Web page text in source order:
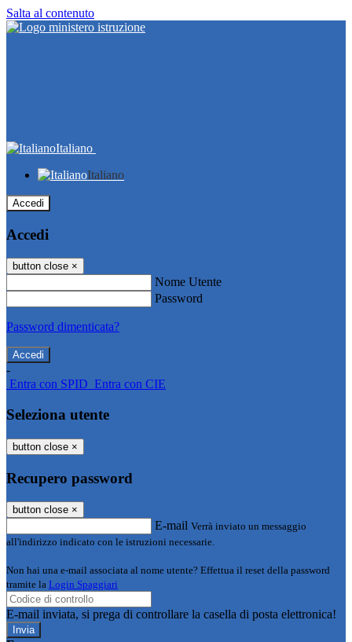
Salta al contenuto
Italiano
Italiano
Accedi
Accedi
button close ×
Nome Utente
Password
Password dimenticata?
-
Entra con SPID Entra con CIE
Seleziona utente
button close ×
Recupero password
button close ×
E-mail Verrà inviato un messaggio
all'indirizzo indicato con le istruzioni necessarie.
Non hai una e-mail associata al nome utente? Effettua il reset della password
tramite la Login Spaggiari
E-mail inviata, si prega di controllare la casella di posta elettronica!